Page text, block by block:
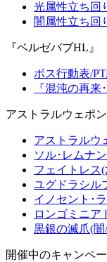
光属性立ち回
闇属性立ち回
『ベルゼバブHL』
ボス行動表/
『混沌の再来
アストラルウェポン
アストラルウ
ソル･レムナ
フェイトレス
ユグドラシル
イノセント･
ロンゴミニア
黒銀の滅爪(闇
開催中のキャンペ